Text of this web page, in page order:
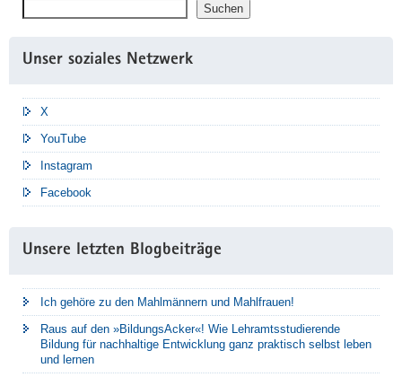
Suchen
Unser soziales Netzwerk
X
YouTube
Instagram
Facebook
Unsere letzten Blogbeiträge
Ich gehöre zu den Mahlmännern und Mahlfrauen!
Raus auf den »BildungsAcker«! Wie Lehramtsstudierende
Bildung für nachhaltige Entwicklung ganz praktisch selbst leben
und lernen